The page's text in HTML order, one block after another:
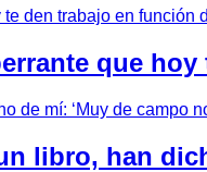
que
libro, han